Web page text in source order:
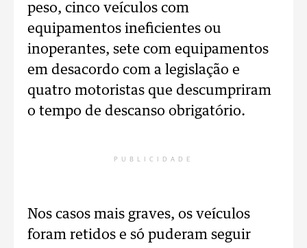
peso, cinco veículos com
equipamentos ineficientes ou
inoperantes, sete com equipamentos
em desacordo com a legislação e
quatro motoristas que descumpriram
o tempo de descanso obrigatório.
PUBLICIDADE
Nos casos mais graves, os veículos
foram retidos e só puderam seguir